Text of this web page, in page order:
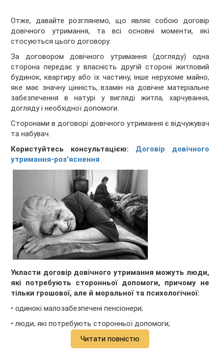
Отже, давайте розглянемо, що являє собою договір
довічного утримання, та всі основні моменти, які
стосуються цього договору.
За договором довічного утримання (догляду) одна
сторона передає у власність другій стороні житловий
будинок, квартиру або їх частину, інше нерухоме майно,
яке має значну цінність, взамін на довічне матеріальне
забезпечення в натурі у вигляді житла, харчування,
догляду і необхідної допомоги.
Сторонами в договорі довічного утримання є відчужувач
та набувач.
Користуйтесь консультацією: Договір довічного
утримання-роз'яснення
Укласти договір довічного утримання можуть люди,
які потребують сторонньої допомоги, причому не
тільки грошової, але й моральної та психологічної:
• одинокі малозабезпечені пенсіонери;
• люди, які потребують сторонньої допомоги;
Читати повністю